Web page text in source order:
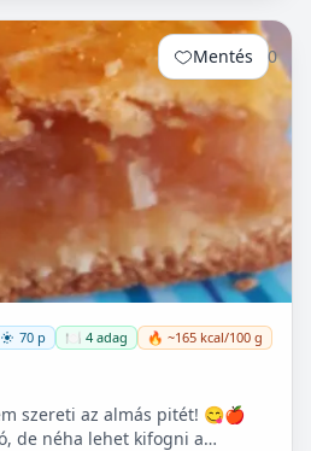
Mentés 0
70 p 🍽️ 4 adag 🔥 ~165 kcal/100 g
az almás pitét! 😋🍎
de néha lehet kifogni a